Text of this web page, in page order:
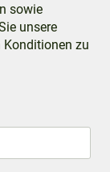
sowie
unsere
Konditionen zu